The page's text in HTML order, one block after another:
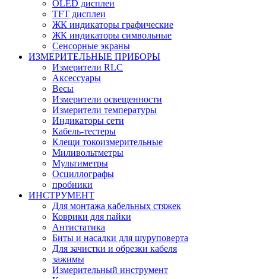
OLED дисплеи
TFT дисплеи
ЖК индикаторы графические
ЖК индикаторы символьные
Сенсорные экраны
ИЗМЕРИТЕЛЬНЫЕ ПРИБОРЫ
Измерители RLC
Аксессуары
Весы
Измерители освещенности
Измерители температуры
Индикаторы сети
Кабель-тестеры
Клещи токоизмерительные
Миливольтметры
Мультиметры
Осциллографы
пробники
ИНСТРУМЕНТ
Для монтажа кабельных стяжек
Коврики для пайки
Антистатика
Биты и насадки для шуруповерта
Для зачистки и обрезки кабеля
зажимы
Измерительный инструмент